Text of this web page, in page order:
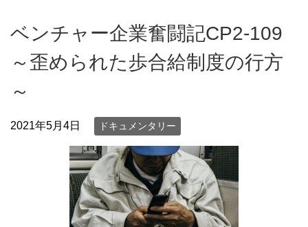
ベンチャー企業奮闘記CP2-109
～歪められた歩合給制度の行方
～
2021年5月4日 ドキュメンタリー